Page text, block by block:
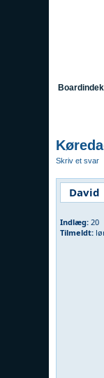
Skriv et svar
David
Indlæg: 20
Tilmeldt: